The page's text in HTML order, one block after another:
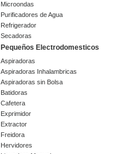
Microondas
Purificadores de Agua
Refrigerador
Secadoras
Pequeños Electrodomesticos
Aspiradoras
Aspiradoras Inhalambricas
Aspiradoras sin Bolsa
Batidoras
Cafetera
Exprimidor
Extractor
Freidora
Hervidores